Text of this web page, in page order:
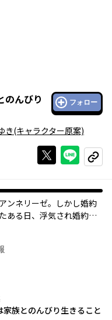
のんびり
フォロー
き(キャラクター原案)
Xで投稿する
ライン
コピー
ンネリーゼ。しかし婚約
ある日、浮気され婚約破
知識を使って画期的な
ーゼの活躍に、彼女を逃
？
04月17日
家族とのんびり生きること